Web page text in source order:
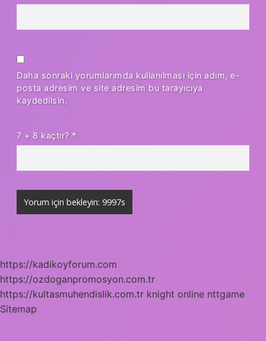
Daha sonraki yorumlarımda kullanılması için adım, e-
posta adresim ve site adresim bu tarayıcıya
kaydedilsin.
7 + 8 kaçtır? *
https://kadikoyforum.com
https://ozdoganpromosyon.com.tr
https://kultasmuhendislik.com.tr knight online nttgame
Sitemap